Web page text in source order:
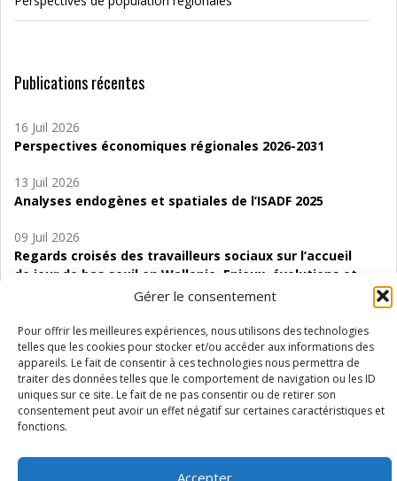
Gérer le consentement
Pour offrir les meilleures expériences, nous utilisons des technologies
telles que les cookies pour stocker et/ou accéder aux informations des
appareils. Le fait de consentir à ces technologies nous permettra de
traiter des données telles que le comportement de navigation ou les ID
uniques sur ce site. Le fait de ne pas consentir ou de retirer son
consentement peut avoir un effet négatif sur certaines caractéristiques et
fonctions.
Accepter
Publications récentes
16 Juil 2026
Perspectives économiques régionales 2026-2031
13 Juil 2026
Analyses endogènes et spatiales de l’ISADF 2025
09 Juil 2026
Regards croisés des travailleurs sociaux sur l’accueil
de jour de bas seuil en Wallonie. Enjeux, évolutions et
06 Juil 2026
Étude d’évaluabilité des Structures
d’accompagnement à l’autocréation d’emploi (SAACE)
01 Juil 2026
Pénurie du personnel infirmier :quels indicateurs
Wallonie ?